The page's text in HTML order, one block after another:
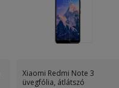
Xiaomi Redmi Note 3
üvegfólia, átlátszó